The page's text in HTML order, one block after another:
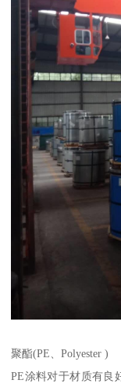
聚酯(PE、Polyester )
PE涂料对于材质有良